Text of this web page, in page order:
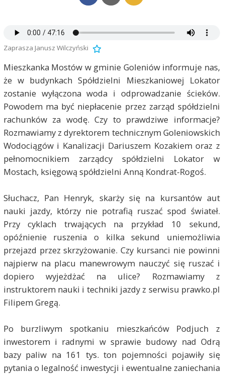
Zaprasza Janusz Wilczyński
Mieszkanka Mostów w gminie Goleniów informuje nas,
że w budynkach Spółdzielni Mieszkaniowej Lokator
zostanie wyłączona woda i odprowadzanie ścieków.
Powodem ma być niepłacenie przez zarząd spółdzielni
rachunków za wodę. Czy to prawdziwe informacje?
Rozmawiamy z dyrektorem technicznym Goleniowskich
Wodociągów i Kanalizacji Dariuszem Kozakiem oraz z
pełnomocnikiem zarządcy spółdzielni Lokator w
Mostach, księgową spółdzielni Anną Kondrat-Rogoś.
Słuchacz, Pan Henryk, skarży się na kursantów aut
nauki jazdy, którzy nie potrafią ruszać spod świateł.
Przy cyklach trwających na przykład 10 sekund,
opóźnienie ruszenia o kilka sekund uniemożliwia
przejazd przez skrzyżowanie. Czy kursanci nie powinni
najpierw na placu manewrowym nauczyć się ruszać i
dopiero wyjeżdżać na ulice? Rozmawiamy z
instruktorem nauki i techniki jazdy z serwisu prawko.pl
Filipem Gregą.
Po burzliwym spotkaniu mieszkańców Podjuch z
inwestorem i radnymi w sprawie budowy nad Odrą
bazy paliw na 161 tys. ton pojemności pojawiły się
pytania o legalność inwestycji i ewentualne zaniechania